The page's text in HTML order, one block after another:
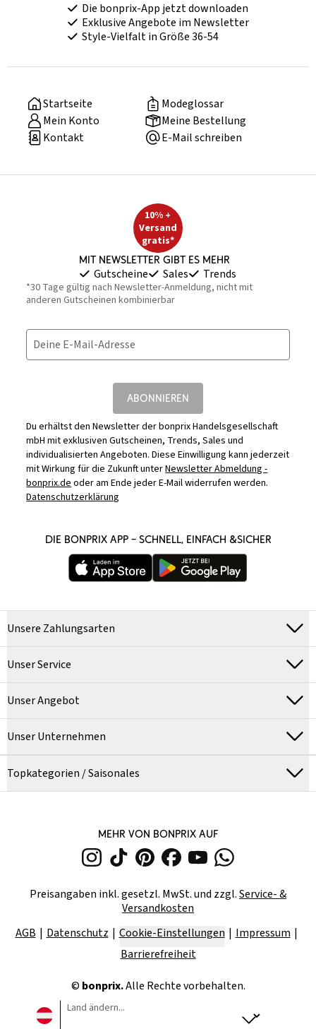
Die bonprix-App jetzt downloaden
Exklusive Angebote im Newsletter
Style-Vielfalt in Größe 36-54
Startseite
Modeglossar
Mein Konto
Meine Bestellung
Kontakt
E-Mail schreiben
10% +
Versand
gratis*
Mit Newsletter gibt es mehr
Gutscheine Sales Trends
*30 Tage gültig nach Newsletter-Anmeldung, nicht mit
anderen Gutscheinen kombinierbar
Deine E-Mail-Adresse
ABONNIEREN
Du erhältst den Newsletter der bonprix Handelsgesellschaft
mbH mit exklusiven Gutscheinen, Trends, Sales und
individualisierten Angeboten. Diese Einwilligung kann jederzeit
mit Wirkung für die Zukunft unterNewsletter Abmeldung -
bonprix.deoder am Ende jeder E-Mail widerrufen werden.
Datenschutzerklärung
DIE BONPRIX APP – SCHNELL, EINFACH &SICHER
Unsere Zahlungsarten
Unser Service
Unser Angebot
Unser Unternehmen
Topkategorien / Saisonales
MEHR VON BONPRIX AUF
Preisangaben inkl. gesetzl. MwSt. und zzgl.Service- &
Versandkosten
AGB
Datenschutz Cookie-Einstellungen
Impressum
Barrierefreiheit
© bonprix.Alle Rechte vorbehalten.
Land ändern...